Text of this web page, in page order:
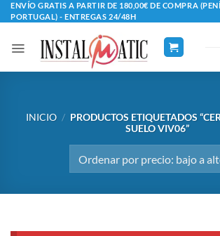
Saltar
al
contenido
ENVÍO GRATIS A PARTIR DE 180,00€ DE COMPRA
PORTUGAL) - ENTREGAS 24/48H
INICIO / PRODUCTOS ETIQUETADOS
SUELO VIV06”